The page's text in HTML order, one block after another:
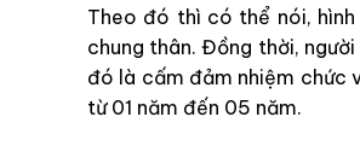
Theo đó thì có thể nói,
chung thân. Đồng thời,
đó là cấm đảm nhiệm chức
từ 01 năm đến 05 năm.